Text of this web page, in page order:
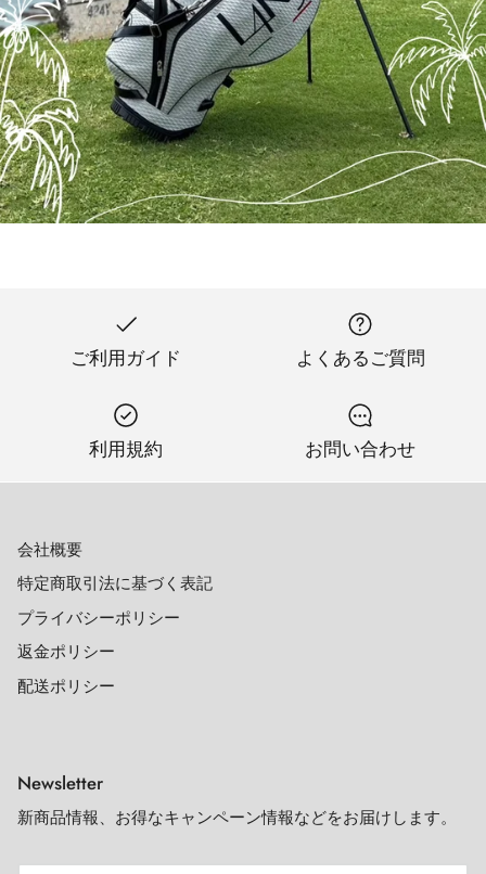
ご利用ガイド よくあるご質問
利用規約 お問い合わせ
会社概要
特定商取引法に基づく表記
プライバシーポリシー
返金ポリシー
配送ポリシー
Newsletter
新商品情報、お得なキャンペーン情報などをお届けします。